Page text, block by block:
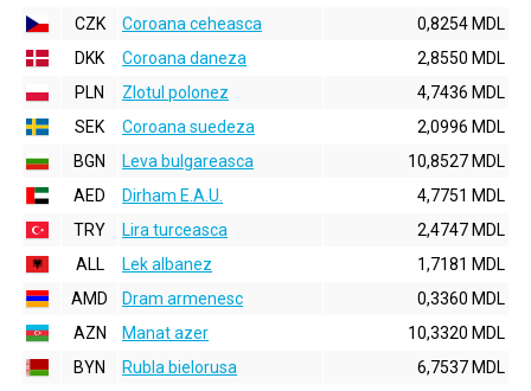
CZK
Coroana ceheasca
0,8254 MDL
DKK
Coroana daneza
2,8550 MDL
PLN
Zlotul polonez
4,7436 MDL
SEK
Coroana suedeza
2,0996 MDL
BGN
Leva bulgareasca
10,8527 MDL
AED
Dirham E.A.U.
4,7751 MDL
TRY
Lira turceasca
2,4747 MDL
ALL
Lek albanez
1,7181 MDL
AMD
Dram armenesc
0,3360 MDL
AZN
Manat azer
10,3320 MDL
BYN
Rubla bielorusa
6,7537 MDL